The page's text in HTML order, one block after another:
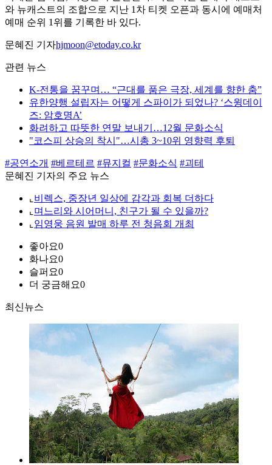
와 뉴캐스트의 조합으로 지난 1차 티켓 오픈과 동시에 예매처
예매 순위 1위를 기록한 바 있다.
문혜진 기자hjmoon@etoday.co.kr
관련 뉴스
K-전통을 꿈꾸며… “근대를 품은 극장, 세계를 향한 춤”
유한양행 설립자는 어떻게 스파이가 되었나? ‘스윙데이
즈: 암호명A’
화려하고 따뜻한 연말 보내기…12월 문화소식
"코스피 상승의 착시"…시총 3~10위 영향력 후퇴
#공연소개 #베르테르 #뮤지컬 #문화소식 #괴테
문혜진 기자의 주요 뉴스
⌞ 비렉스, 중장년 일상에 감각과 회복 더하다
⌞ 며느리와 시어머니, 친구가 될 수 있을까?
⌞ 임영웅 음원 발매 하루 전 청음회 개최
좋아요0
화나요0
슬퍼요0
더 궁금해요0
최신뉴스